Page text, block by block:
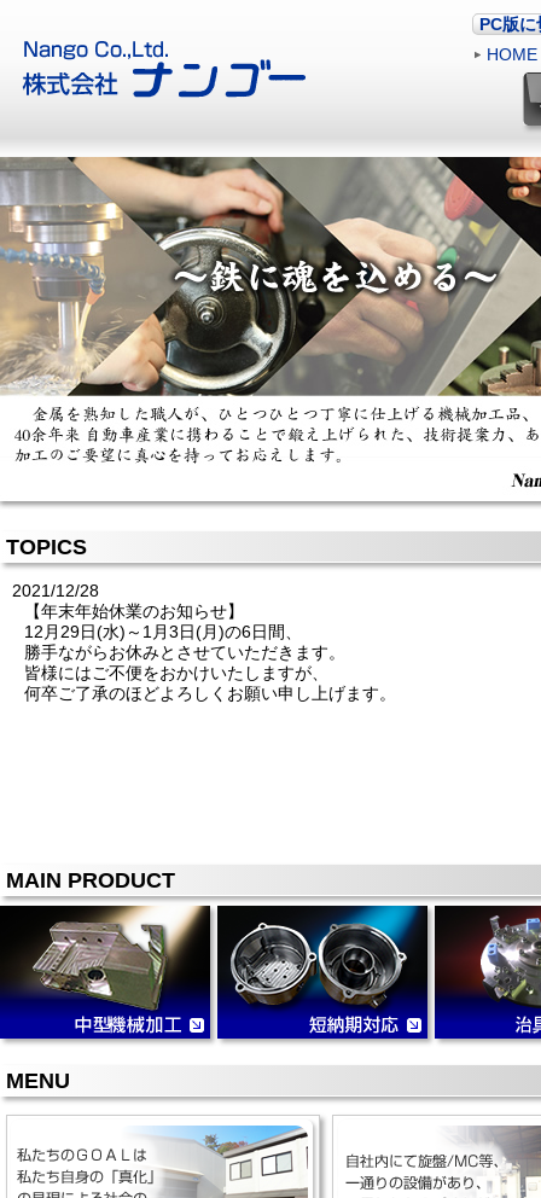
PC版に
HOME
TOPICS
2021/12/28
【年末年始休業のお知らせ】
12月29日(水)～1月3日(月)の6日間、
勝手ながらお休みとさせていただきます。
皆様にはご不便をおかけいたしますが、
何卒ご了承のほどよろしくお願い申し上げます。
MAIN PRODUCT
MENU